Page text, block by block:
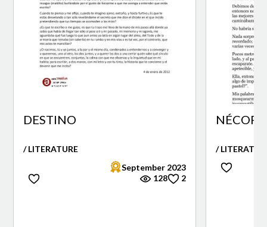
DESTINO
/ LITERATURE
September 2023
128
2
/